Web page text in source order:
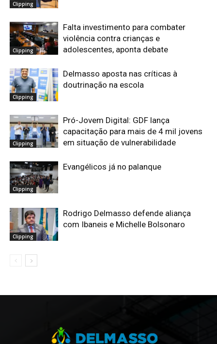
Clipping
Clipping
Falta investimento para combater
violência contra crianças e
adolescentes, aponta debate
Clipping
Delmasso aposta nas críticas à
doutrinação na escola
Clipping
Pró-Jovem Digital: GDF lança
capacitação para mais de 4 mil jovens
em situação de vulnerabilidade
Clipping
Evangélicos já no palanque
Clipping
Rodrigo Delmasso defende aliança
com Ibaneis e Michelle Bolsonaro